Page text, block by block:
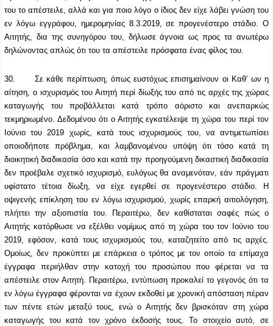
του το απέστειλε, αλλά και για ποιο λόγο ο ίδιος δεν είχε λάβει γνώση του
εν λόγω εγγράφου, ημερομηνίας 8.3.2019, σε προγενέστερο στάδιο. Ο
Αιτητής, δια της συνηγόρου του, δήλωσε άγνοια ως προς τα ανωτέρω
δηλώνοντας απλώς ότι του τα απέστειλε πρόσφατα ένας φίλος του.
30.
Σε κάθε περίπτωση, όπως ευστόχως επισημαίνουν οι Καθ’ ων η
αίτηση, ο ισχυρισμός του Αιτητή περί δίωξής του από τις αρχές της χώρας
καταγωγής του προβάλλεται κατά τρόπο αόριστο και ανεπαρκώς
τεκμηριωμένο. Δεδομένου ότι ο Αιτητής εγκατέλειψε τη χώρα του περί τον
Ιούνιο του 2019 χωρίς, κατά τους ισχυρισμούς του, να αντιμετωπίσει
οποιοδήποτε πρόβλημα, και λαμβανομένου υπόψη ότι τόσο κατά τη
διοικητική διαδικασία όσο και κατά την προηγούμενη δικαστική διαδικασία
δεν προέβαλε σχετικό ισχυρισμό, ευλόγως θα αναμενόταν, εάν πράγματι
υφίστατο τέτοια δίωξη, να είχε εγερθεί σε προγενέστερο στάδιο. Η
οψιγενής επίκληση του εν λόγω ισχυρισμού, χωρίς επαρκή αιτιολόγηση,
πλήττει την αξιοπιστία του. Περαιτέρω, δεν καθίσταται σαφές πώς ο
Αιτητής κατόρθωσε να εξέλθει νομίμως από τη χώρα του τον Ιούνιο του
2019, εφόσον, κατά τους ισχυρισμούς του, καταζητείτο από τις αρχές.
Ομοίως, δεν προκύπτει με επάρκεια ο τρόπος με τον οποίο τα επίμαχα
έγγραφα περιήλθαν στην κατοχή του προσώπου που φέρεται να τα
απέστειλε στον Αιτητή. Περαιτέρω, εντύπωση προκαλεί το γεγονός ότι τα
εν λόγω έγγραφα φέρονται να έχουν εκδοθεί με χρονική απόσταση πέραν
των πέντε ετών μεταξύ τους, ενώ ο Αιτητής δεν βρισκόταν στη χώρα
καταγωγής του κατά τον χρόνο έκδοσής τους. Το στοιχείο αυτό, σε